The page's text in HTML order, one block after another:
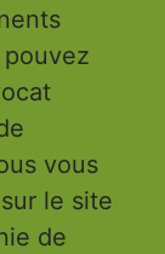
le site
de